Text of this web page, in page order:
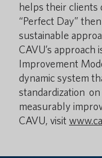
helps their clients
“Perfect Day”
sustainable
CAVU’s
Improvement
dynamic system
standardization
measurably
CAVU, visit